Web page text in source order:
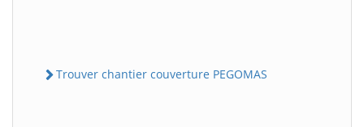
Trouver chantier couverture PEGOMAS